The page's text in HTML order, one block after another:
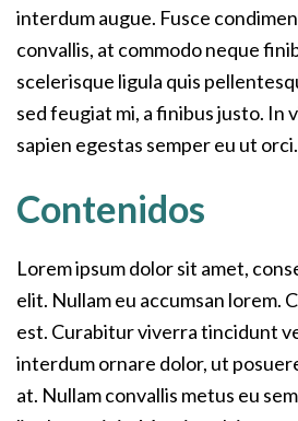
interdum augue. Fusce
convallis, at commodo neque
scelerisque ligula quis
sed feugiat mi, a finibus justo. In
sapien egestas semper eu ut orci.
Contenidos
Lorem ipsum dolor sit amet,
elit. Nullam eu accumsan lorem.
est. Curabitur viverra tincidunt
interdum ornare dolor, ut
at. Nullam convallis metus eu